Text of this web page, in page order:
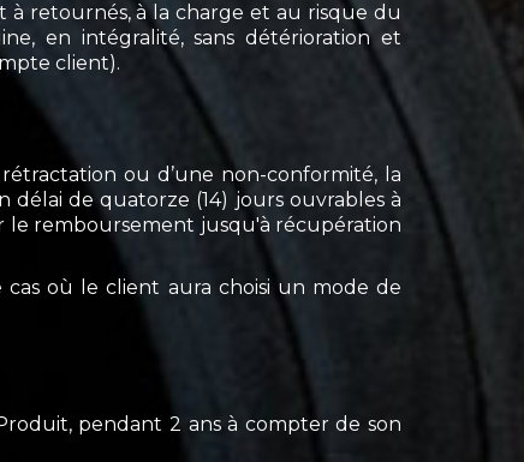
à retournés, à la charge et au risque du
en intégralité, sans détérioration et
client).
ou d’une non-conformité, la
de quatorze (14) jours ouvrables à
le remboursement jusqu'à récupération
où le client aura choisi un mode de
pendant 2 ans à compter de son